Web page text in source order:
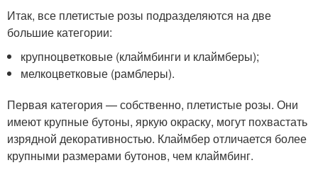
Итак, все плетистые розы подразделяются на две
большие категории:
крупноцветковые (клаймбинги и клаймберы);
мелкоцветковые (рамблеры).
Первая категория — собственно, плетистые розы. Они
имеют крупные бутоны, яркую окраску, могут похвастать
изрядной декоративностью. Клаймбер отличается более
крупными размерами бутонов, чем клаймбинг.